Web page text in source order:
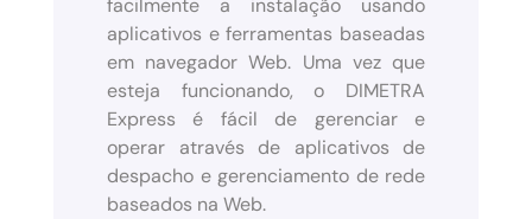
facilmente a instalação usando
aplicativos e ferramentas baseadas
em navegador Web. Uma vez que
esteja funcionando, o DIMETRA
Express é fácil de gerenciar e
operar através de aplicativos de
despacho e gerenciamento de rede
baseados na Web.